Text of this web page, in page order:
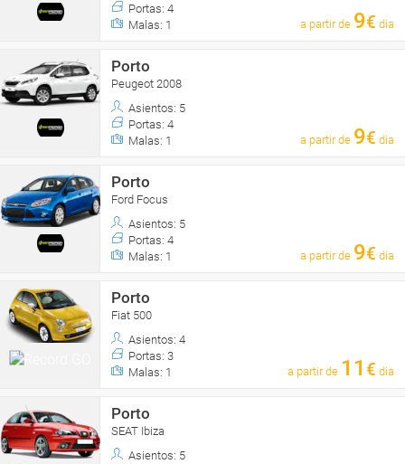
Portas: 4
Malas: 1
a partir de 9€ dia
Porto
Peugeot 2008
Asientos: 5
Portas: 4
Malas: 1
a partir de 9€ dia
Porto
Ford Focus
Asientos: 5
Portas: 4
Malas: 1
a partir de 9€ dia
Porto
Fiat 500
Asientos: 4
Portas: 3
Malas: 1
a partir de 11 € dia
Porto
SEAT Ibiza
Asientos: 5